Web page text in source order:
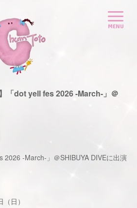
「dot yell fes 2026 -March-」＠
2026 -March-」＠SHIBUYA DIVEに出演
日）